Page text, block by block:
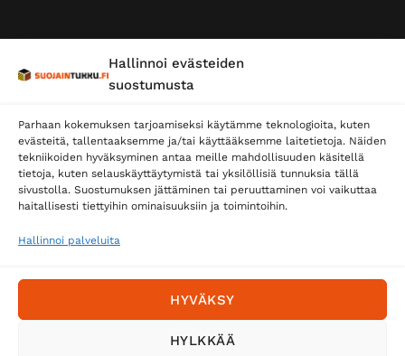
Hallinnoi evästeiden
suostumusta
Parhaan kokemuksen tarjoamiseksi käytämme teknologioita, kuten
evästeitä, tallentaaksemme ja/tai käyttääksemme laitetietoja. Näiden
tekniikoiden hyväksyminen antaa meille mahdollisuuden käsitellä
tietoja, kuten selauskäyttäytymistä tai yksilöllisiä tunnuksia tällä
sivustolla. Suostumuksen jättäminen tai peruuttaminen voi vaikuttaa
haitallisesti tiettyihin ominaisuuksiin ja toimintoihin.
Hallinnoi palveluita
HYVÄKSY
HYLKKÄÄ